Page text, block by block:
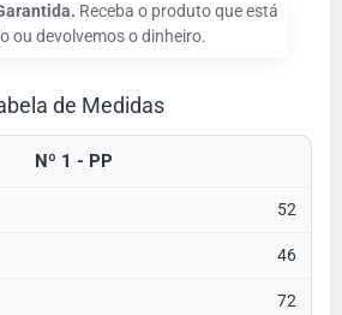
Receba o produto que está
ou devolvemos o dinheiro.
de Medidas
Nº 1 - PP
52
46
72